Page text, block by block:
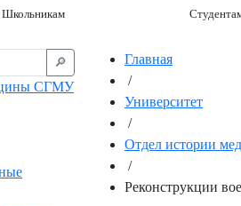
Школьникам
🔎︎
СГМУ
Главная
/
Университет
/
Отдел истории
/
Реконструкции